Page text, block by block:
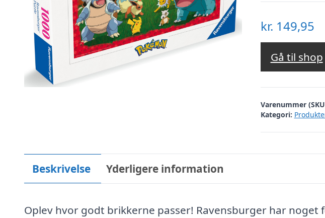
kr. 149,95
Gå til shop
Varenummer
Kategori:
Beskrivelse Yderligere information
Oplev hvor godt brikkerne passer! Ravensburger har